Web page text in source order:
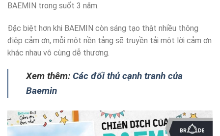
BAEMIN trong suốt 3 năm.
Đặc biệt hơn khi BAEMIN còn sáng tạo thật nhiều thông
điệp cảm ơn, mỗi một nền tảng sẽ truyền tải một lời cảm ơn
khác nhau vô cùng dễ thương.
Xem thêm: Các đối thủ cạnh tranh của
Baemin